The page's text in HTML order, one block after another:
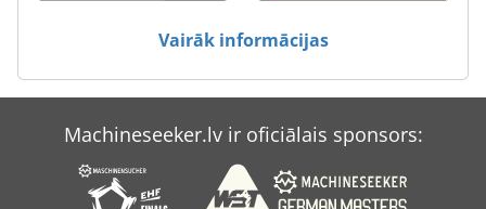
Vairāk informācijas
Machineseeker.lv ir oficiālais sponsors: